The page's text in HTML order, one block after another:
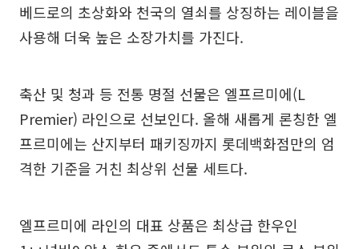
베드로의 초상화와 천국의 열쇠를 상징하는 레이블을
사용해 더욱 높은 소장가치를 가진다.
축산 및 청과 등 전통 명절 선물은 엘프르미에(L
Premier) 라인으로 선보인다. 올해 새롭게 론칭한 엘
프르미에는 산지부터 패키징까지 롯데백화점만의 엄
격한 기준을 거친 최상위 선물 세트다.
엘프르미에 라인의 대표 상품은 최상급 한우인